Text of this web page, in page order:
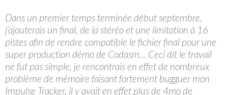
Dans un premier temps terminée début septembre,
j’ajouterais un final, de la stéréo et une limitation à 16
pistes afin de rendre compatible le fichier final pour une
super production démo de Codasm… Ceci dit le travail
ne fut pas simple, je rencontrais en effet de nombreux
problème de mémoire faisant fortement bugguer mon
Impulse Tracker, il y avait en effet plus de 4mo de